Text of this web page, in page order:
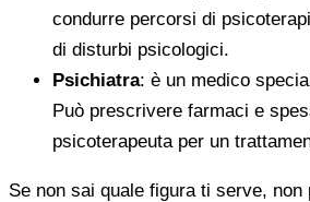
condurre percorsi di
di disturbi psicologici.
Psichiatra: è un medico
Può prescrivere farmaci e
psicoterapeuta per un
Se non sai quale figura ti serve,